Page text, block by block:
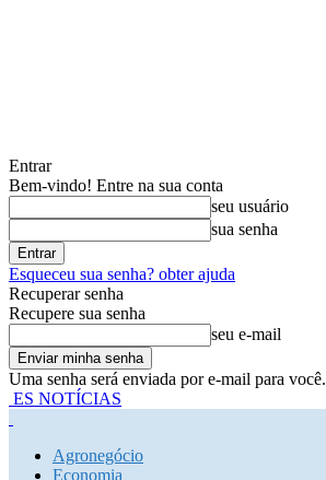
Entrar
Bem-vindo! Entre na sua conta
seu usuário
sua senha
Esqueceu sua senha? obter ajuda
Recuperar senha
Recupere sua senha
seu e-mail
Uma senha será enviada por e-mail para você.
ES NOTÍCIAS
Agronegócio
Economia